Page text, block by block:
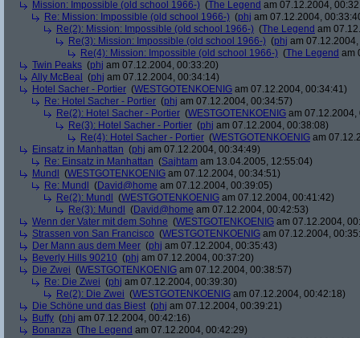
Mission: Impossible (old school 1966-) (The Legend am 07.12.2004,
Re: Mission: Impossible (old school 1966-) (phj am 07.12.2004,
Re(2): Mission: Impossible (old school 1966-) (The Legend am
Re(3): Mission: Impossible (old school 1966-) (phj am
Re(4): Mission: Impossible (old school 1966-) (The Legend am
Twin Peaks (phj am 07.12.2004, 00:33:20)
Ally McBeal
(phj am 07.12.2004, 00:34:14)
Hotel Sacher - Portier (WESTGOTENKOENIG am 07.12.2004, 00:34:41)
Re: Hotel Sacher - Portier (phj am 07.12.2004, 00:34:57)
Re(2): Hotel Sacher - Portier (WESTGOTENKOENIG am 07.12.2004,
Re(3): Hotel Sacher - Portier (phj am 07.12.2004, 00:38:08)
Re(4): Hotel Sacher - Portier (WESTGOTENKOENIG am
Einsatz in Manhattan (phj am 07.12.2004, 00:34:49)
Re: Einsatz in Manhattan (Sajhtam am 13.04.2005, 12:55:04)
Mundl
(WESTGOTENKOENIG am 07.12.2004, 00:34:51)
Re: Mundl
(David@home am 07.12.2004, 00:39:05)
Re(2): Mundl
(WESTGOTENKOENIG am 07.12.2004, 00:41:42)
Re(3): Mundl
(David@home am 07.12.2004, 00:42:53)
Wenn der Vater mit dem Sohne (WESTGOTENKOENIG am 07.12.2004,
Strassen von San Francisco (WESTGOTENKOENIG am 07.12.2004,
Der Mann aus dem Meer (phj am 07.12.2004, 00:35:43)
Beverly Hills 90210 (phj am 07.12.2004, 00:37:20)
Die Zwei (WESTGOTENKOENIG am 07.12.2004, 00:38:57)
Re: Die Zwei (phj am 07.12.2004, 00:39:30)
Re(2): Die Zwei (WESTGOTENKOENIG am 07.12.2004, 00:42:18)
Die Schöne und das Biest (phj am 07.12.2004, 00:39:21)
Buffy (phj am 07.12.2004, 00:42:16)
Bonanza (The Legend am 07.12.2004, 00:42:29)